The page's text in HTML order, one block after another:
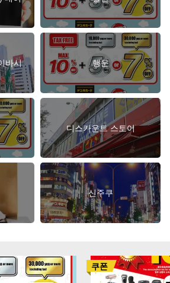
바시 행운
디스카운트 스토어
신주쿠
쿠폰